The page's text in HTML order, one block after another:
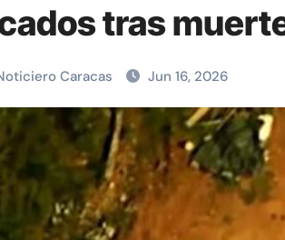
tras
Caracas Jun 16, 2026